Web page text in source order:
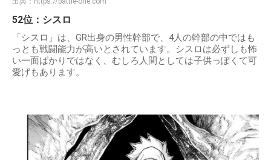
52位：シスロ
「シスロ」は、GR出身の男性幹部で、4人の幹部の中ではも
っとも戦闘能力が高いとされています。シスロは必ずしも怖
い一面ばかりではなく、むしろ人間としては子供っぽくて可
愛げもあります。